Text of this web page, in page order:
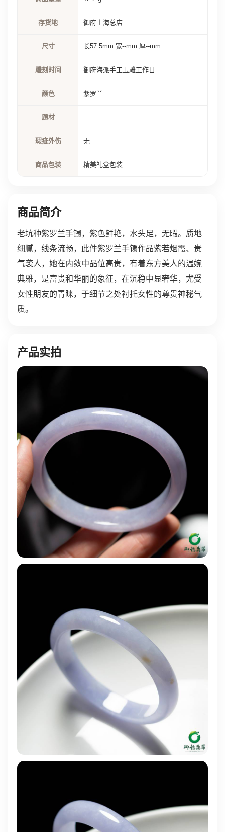
存货地 御府上海总店
尺寸 长57.5mm 宽--mm 厚--mm
雕刻时间 御府海派手工玉雕工作日
颜色 紫罗兰
题材
瑕疵外伤 无
商品包装 精美礼盒包装
商品简介
老坑种紫罗兰手镯，紫色鲜艳，水头足，无暇。质地
细腻，线条流畅，此件紫罗兰手镯作品紫若烟霞、贵
气袭人，她在内敛中品位高贵，有着东方美人的温婉
典雅，是富贵和华丽的象征，在沉稳中显奢华，尤受
女性朋友的青睐，于细节之处衬托女性的尊贵神秘气
质。
产品实拍